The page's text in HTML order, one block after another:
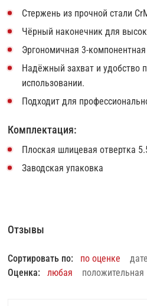
Стержень из прочной стали
Чёрный наконечник для
Эргономичная 3-
Надёжный захват и удобство
использовании.
Подходит для
Комплектация:
Плоская шлицевая отвертка
Заводская упаковка
Отзывы
Сортировать по: по оценке
дате
Оценка:
любая положительная